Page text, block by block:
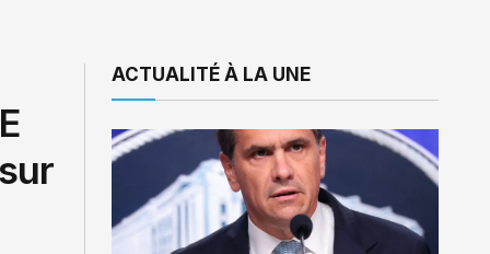
ACTUALITÉ À LA UNE